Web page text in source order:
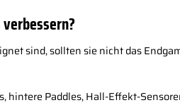
sind, sollten sie nicht das
Paddles, Hall-Effekt-